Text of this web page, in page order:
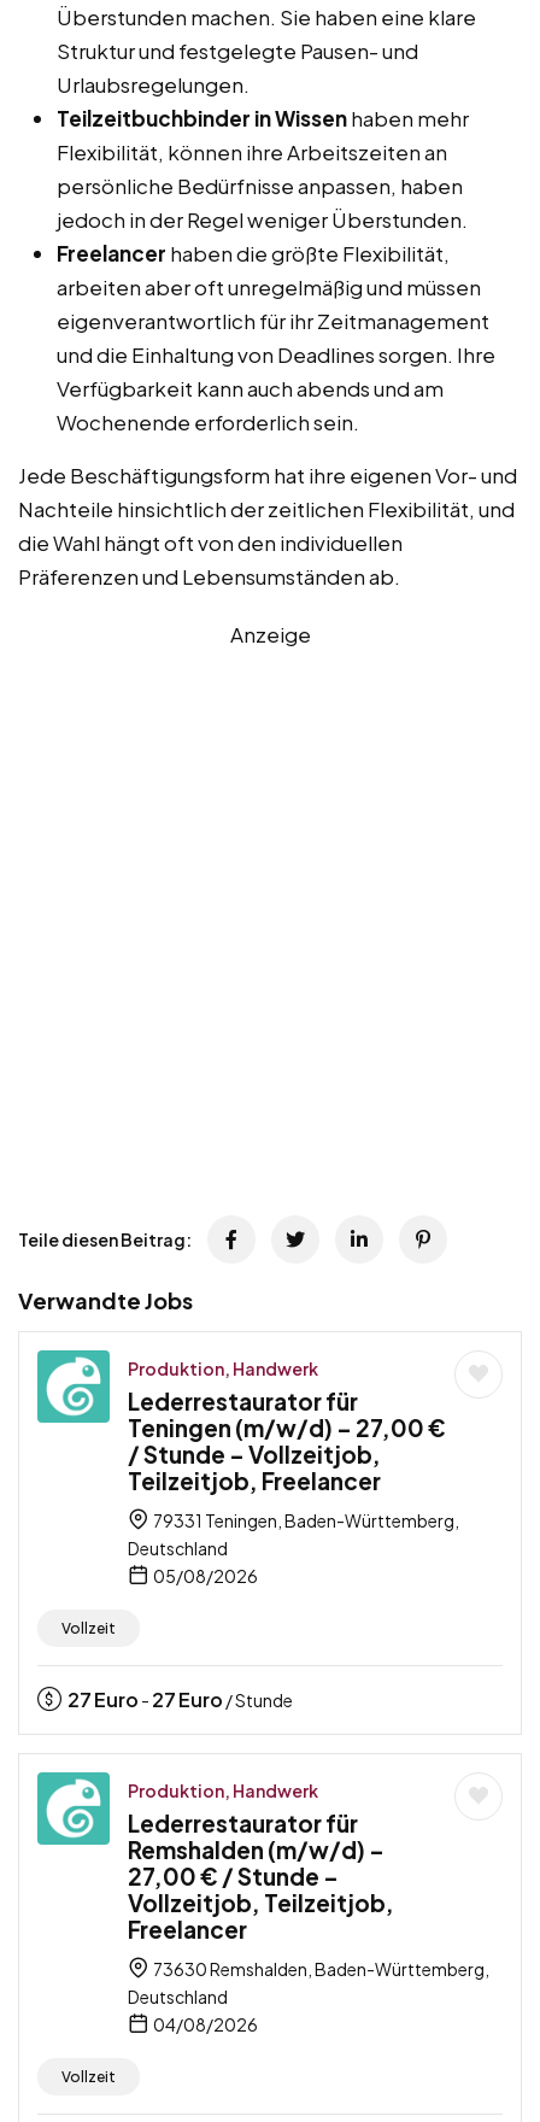
Überstunden machen. Sie haben eine klare
Struktur und festgelegte Pausen- und
Urlaubsregelungen.
Teilzeitbuchbinder in Wissenhaben mehr
Flexibilität, können ihre Arbeitszeiten an
persönliche Bedürfnisse anpassen, haben
jedoch in der Regel weniger Überstunden.
Freelancer haben die größte Flexibilität,
arbeiten aber oft unregelmäßig und müssen
eigenverantwortlich für ihr Zeitmanagement
und die Einhaltung von Deadlines sorgen. Ihre
Verfügbarkeit kann auch abends und am
Wochenende erforderlich sein.
Jede Beschäftigungsform hat ihre eigenen Vor- und
Nachteile hinsichtlich der zeitlichen Flexibilität, und
die Wahl hängt oft von den individuellen
Präferenzen und Lebensumständen ab.
Anzeige
Teile diesen Beitrag:
Verwandte Jobs
Produktion, Handwerk
Lederrestaurator für
Teningen (m/w/d) – 27,00 €
/ Stunde – Vollzeitjob,
Teilzeitjob, Freelancer
79331 Teningen, Baden-Württemberg,
Deutschland
05/08/2026
Vollzeit
27Euro - 27Euro / Stunde
Produktion, Handwerk
Lederrestaurator für
Remshalden (m/w/d) –
27,00 € / Stunde –
Vollzeitjob, Teilzeitjob,
Freelancer
73630 Remshalden, Baden-Württemberg,
Deutschland
04/08/2026
Vollzeit